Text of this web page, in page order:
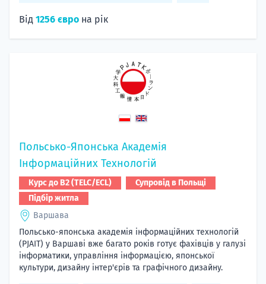
Від 1256 євро на рік
Польсько-Японська Академія
Інформаційних Технологій
Курс до B2 (TELC/ECL)
Супровід в Польщі
Підбір житла
Варшава
Польсько-японська академія інформаційних технологій
(PJAIT) у Варшаві вже багато років готує фахівців у галузі
інформатики, управління інформацією, японської
культури, дизайну інтер'єрів та графічного дизайну.